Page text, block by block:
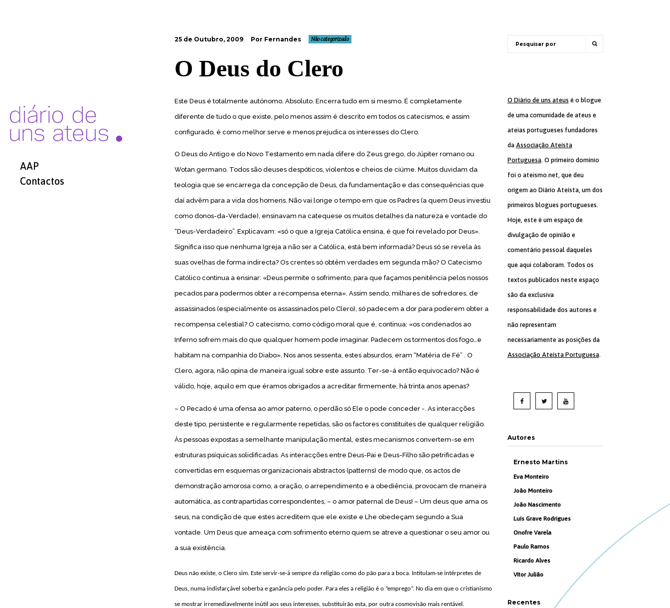
AAP
Contactos
25 de Outubro, 2009 Por Fernandes Não categorizado
O Deus do Clero
Este Deus é totalmente autónomo. Absoluto. Encerra tudo em si mesmo. É completamente
diferente de tudo o que existe, pelo menos assim é descrito em todos os catecismos, e assim
configurado, é como melhor serve e menos prejudica os interesses do Clero.
O Deus do Antigo e do Novo Testamento em nada difere do Zeus grego, do Júpiter romano ou
Wotan germano. Todos são deuses despóticos, violentos e cheios de ciúme. Muitos duvidam da
teologia que se encarrega da concepção de Deus, da fundamentação e das consequências que
daí advêm para a vida dos homens. Não vai longe o tempo em que os Padres (a quem Deus investiu
como donos-da-Verdade), ensinavam na catequese os muitos detalhes da natureza e vontade do
“Deus-Verdadeiro”. Explicavam: «só o que a Igreja Católica ensina, é que foi revelado por Deus».
Significa isso que nenhuma Igreja a não ser a Católica, está bem informada? Deus só se revela às
suas ovelhas de forma indirecta? Os crentes só obtêm verdades em segunda mão? O Catecismo
Católico continua a ensinar: «Deus permite o sofrimento, para que façamos penitência pelos nossos
pecados para podermos obter a recompensa eterna». Assim sendo, milhares de sofredores, de
assassinados (especialmente os assassinados pelo Clero), só padecem a dor para poderem obter a
recompensa celestial? O catecismo, como código moral que é, continua: «os condenados ao
Inferno sofrem mais do que qualquer homem pode imaginar. Padecem os tormentos dos fogo…e
habitam na companhia do Diabo». Nos anos sessenta, estes absurdos, eram “Matéria de Fé” . O
Clero, agora, não opina de maneira igual sobre este assunto. Ter-se-á então equivocado? Não é
válido, hoje, aquilo em que éramos obrigados a acreditar firmemente, há trinta anos apenas?
– O Pecado é uma ofensa ao amor paterno, o perdão só Ele o pode conceder -. As interacções
deste tipo, persistente e regularmente repetidas, são os factores constituites de qualquer religião.
Às pessoas expostas a semelhante manipulação mental, estes mecanismos convertem-se em
estruturas psíquicas solidificadas. As interacções entre Deus-Pai e Deus-Filho são petrificadas e
convertidas em esquemas organizacionais abstractos (patterns) de modo que, os actos de
demonstração amorosa como, a oração, o arrependimento e a obediência, provocam de maneira
automática, as contrapartidas correspondentes, – o amor paternal de Deus! – Um deus que ama os
seus, na condição de que estes acreditem que ele existe e Lhe obedeçam segundo a Sua
vontade. Um Deus que ameaça com sofrimento eterno quem se atreve a questionar o seu amor ou
a sua existência.
Deus não existe, o Clero sim. Este servir-se-á sempre da religião como do pão para a boca. Intitulam-se intérpretes de
Deus, numa indisfarçável soberba e ganância pelo poder. Para eles a religião é o “emprego”. No dia em que o cristianismo
se mostrar irremediavelmente inútil aos seus interesses, substituirão esta, por outra cosmovisão mais rentável.
O Diário de uns ateus é o blogue
de uma comunidade de ateus e
ateias portugueses fundadores
da Associação Ateísta
Portuguesa. O primeiro domínio
foi o ateismo.net, que deu
origem ao Diário Ateísta, um dos
primeiros blogues portugueses.
Hoje, este é um espaço de
divulgação de opinião e
comentário pessoal daqueles
que aqui colaboram. Todos os
textos publicados neste espaço
são da exclusiva
responsabilidade dos autores e
não representam
necessariamente as posições da
Associação Ateísta Portuguesa.
Autores
Ernesto Martins
Eva Monteiro
João Monteiro
João Nascimento
Luís Grave Rodrigues
Onofre Varela
Paulo Ramos
Ricardo Alves
Vítor Julião
Recentes